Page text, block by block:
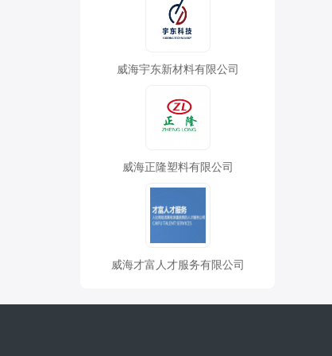
威海宇东新材料有限公司
威海正隆塑料有限公司
威海才富人才服务有限公司